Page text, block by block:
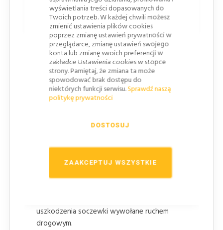
wyświetlania treści dopasowanych do
Twoich potrzeb. W każdej chwili możesz
zmienić ustawienia plików cookies
poprzez zmianę ustawień prywatności w
przeglądarce, zmianę ustawień swojego
konta lub zmianę swoich preferencji w
zakładce Ustawienia cookies w stopce
strony. Pamiętaj, że zmiana ta może
spowodować brak dostępu do
niektórych funkcji serwisu.Sprawdź naszą
politykę prywatności
ZAAKCEPTUJ WSZYSTKIE
DOSTOSUJ
Cechy wersji jednostronnie
czerwonej
Jednokierunkowa optyka czerwona–
soczewka odbija światło pojazdu
nadjeżdżającego tylko od strony objętej
oznakowaniem.
Mikropryzmatyczna technologia 3M™
odbite światło w stronę kierowcy i tworzy
Odblaskowość na suchej i mokrej
nawierzchni– soczewka zachowuje funkcję
uszkodzenia soczewki wywołane ruchem
drogowym.